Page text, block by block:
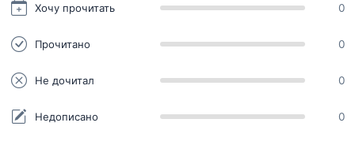
Хочу прочитать 0
Прочитано 0
Не дочитал 0
Недописано 0